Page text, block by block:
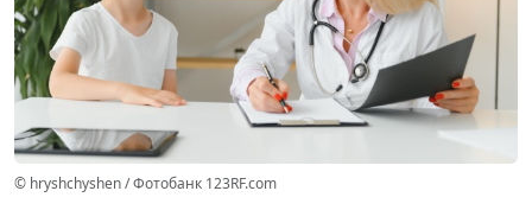
© hryshchyshen / Фотобанк 123RF.com